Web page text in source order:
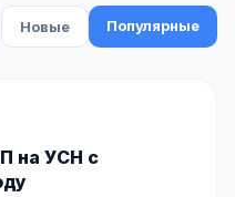
Новые Популярные
на УСН с